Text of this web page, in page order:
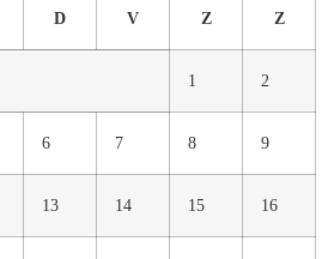
D V Z Z
1 2
6 7 8 9
13 14 15 16